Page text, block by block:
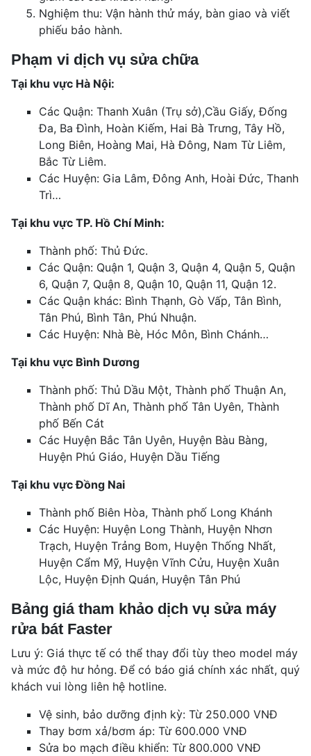
Nghiệm thu: Vận hành thử máy, bàn giao và viết
phiếu bảo hành.
Phạm vi dịch vụ sửa chữa
Tại khu vực Hà Nội:
Các Quận: Thanh Xuân (Trụ sở),Cầu Giấy, Đống
Đa, Ba Đình, Hoàn Kiếm, Hai Bà Trưng, Tây Hồ,
Long Biên, Hoàng Mai, Hà Đông, Nam Từ Liêm,
Bắc Từ Liêm.
Các Huyện: Gia Lâm, Đông Anh, Hoài Đức, Thanh
Trì…
Tại khu vực TP. Hồ Chí Minh:
Thành phố: Thủ Đức.
Các Quận: Quận 1, Quận 3, Quận 4, Quận 5, Quận
6, Quận 7, Quận 8, Quận 10, Quận 11, Quận 12.
Các Quận khác: Bình Thạnh, Gò Vấp, Tân Bình,
Tân Phú, Bình Tân, Phú Nhuận.
Các Huyện: Nhà Bè, Hóc Môn, Bình Chánh…
Tại khu vực Bình Dương
Thành phố: Thủ Dầu Một, Thành phố Thuận An,
Thành phố Dĩ An, Thành phố Tân Uyên, Thành
phố Bến Cát
Các Huyện Bắc Tân Uyên, Huyện Bàu Bàng,
Huyện Phú Giáo, Huyện Dầu Tiếng
Tại khu vực Đồng Nai
Thành phố Biên Hòa, Thành phố Long Khánh
Các Huyện: Huyện Long Thành, Huyện Nhơn
Trạch, Huyện Trảng Bom, Huyện Thống Nhất,
Huyện Cẩm Mỹ, Huyện Vĩnh Cửu, Huyện Xuân
Lộc, Huyện Định Quán, Huyện Tân Phú
Bảng giá tham khảo dịch vụ sửa máy
rửa bát Faster
Lưu ý: Giá thực tế có thể thay đổi tùy theo model máy
và mức độ hư hỏng. Để có báo giá chính xác nhất, quý
khách vui lòng liên hệ hotline.
Vệ sinh, bảo dưỡng định kỳ: Từ 250.000 VNĐ
Thay bơm xả/bơm áp: Từ 600.000 VNĐ
Sửa bo mạch điều khiển: Từ 800.000 VNĐ